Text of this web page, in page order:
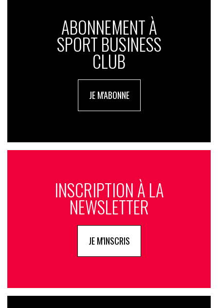
ABONNEMENT À
SPORT BUSINESS
CLUB
JE M'ABONNE
INSCRIPTION À LA
NEWSLETTER
JE M'INSCRIS